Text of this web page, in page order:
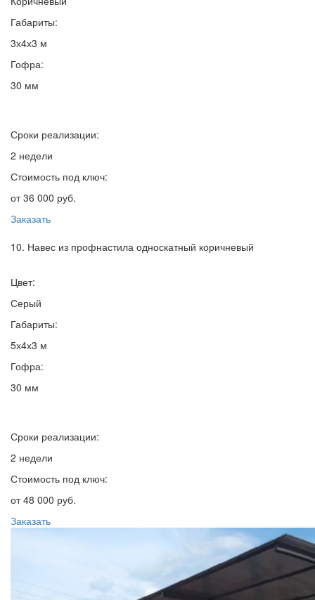
Габариты:
3х4х3 м
Гофра:
30 мм
Сроки реализации:
2 недели
Стоимость под ключ:
от 36 000 руб.
Заказать
10. Навес из профнастила односкатный коричневый
Цвет:
Серый
Габариты:
5х4х3 м
Гофра:
30 мм
Сроки реализации:
2 недели
Стоимость под ключ:
от 48 000 руб.
Заказать